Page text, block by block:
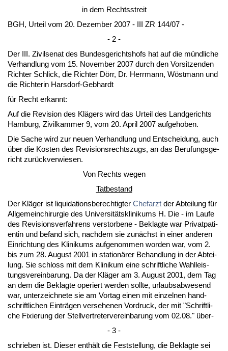
in dem Rechts­streit
BGH, Ur­teil vom 20. De­zem­ber 2007 - III ZR 144/07 -
- 2 -
Der III. Zi­vil­se­nat des Bun­des­ge­richts­hofs hat auf die münd­li­che
Ver­hand­lung vom 15. No­vem­ber 2007 durch den Vor­sit­zen­den
Rich­ter Schlick, die Rich­ter Dörr, Dr. Herr­mann, Wöstmann und
die Rich­te­rin Hars­dorf-Geb­hardt
für Recht er­kannt:
Auf die Re­vi­si­on des Klägers wird das Ur­teil des Land­ge­richts
Ham­burg, Zi­vil­kam­mer 9, vom 20. April 2007 auf­ge­ho­ben.
Die Sa­che wird zur neu­en Ver­hand­lung und Ent­schei­dung, auch
über die Kos­ten des Re­vi­si­ons­rechts­zugs, an das Be­ru­fungs­ge­
richt zurück­ver­wie­sen.
Von Rechts we­gen
Tat­be­stand
Der Kläger ist li­qui­da­ti­ons­be­rech­tig­ter Chef­arzt der Ab­tei­lung für
All­ge­mein­chir­ur­gie des Uni­ver­sitätskli­ni­kums H. Die - im Lau­fe
des Re­vi­si­ons­ver­fah­rens ver­stor­be­ne - Be­klag­te war Pri­vat­pa­ti­
en­tin und be­fand sich, nach­dem sie zunächst in ei­ner an­de­ren
Ein­rich­tung des Kli­ni­kums auf­ge­nom­men wor­den war, vom 2.
bis zum 28. Au­gust 2001 in sta­ti­onärer Be­hand­lung in der Ab­tei­
lung. Sie schloss mit dem Kli­ni­kum ei­ne schrift­li­che Wahl­leis­
tungs­ver­ein­ba­rung. Da der Kläger am 3. Au­gust 2001, dem Tag
an dem die Be­klag­te ope­riert wer­den soll­te, ur­laubs­ab­we­send
war, un­ter­zeich­ne­te sie am Vor­tag ei­nen mit ein­zel­nen hand­
schrift­li­chen Ein­trägen ver­se­he­nen Vor­druck, der mit "Schrift­li­
che Fi­xie­rung der Stell­ver­tre­ter­ver­ein­ba­rung vom 02.08." über-
- 3 -
schrie­ben ist. Die­ser enthält die Fest­stel­lung, die Be­klag­te sei